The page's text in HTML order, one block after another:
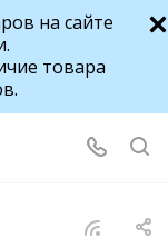
на сайте
товара